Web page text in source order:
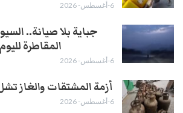
6-أغسطس- 2026
جباية بلا صيانة..
المقاطرة
6-أغسطس- 2026
أزمة المشتقات والغاز
6-أغسطس- 2026